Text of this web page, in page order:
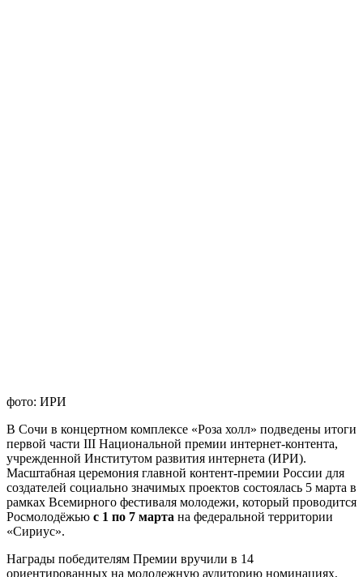
фото: ИРИ
В Сочи в концертном комплексе «Роза холл» подведены итоги
первой части III Национальной премии интернет-контента,
учрежденной Институтом развития интернета (ИРИ).
Масштабная церемония главной контент-премии России для
создателей социально значимых проектов состоялась 5 марта в
рамках Всемирного фестиваля молодежи, который проводится
Росмолодёжью с 1 по 7 марта на федеральной территории
«Сириус».
Награды победителям Премии вручили в 14
ориентированных на молодежную аудиторию номинациях,